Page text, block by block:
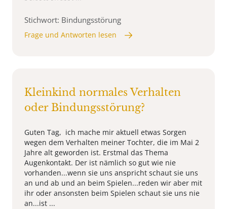
Stichwort: Bindungsstörung
Frage und Antworten lesen
Kleinkind normales Verhalten
oder Bindungsstörung?
Guten Tag, ich mache mir aktuell etwas Sorgen
wegen dem Verhalten meiner Tochter, die im Mai 2
Jahre alt geworden ist. Erstmal das Thema
Augenkontakt. Der ist nämlich so gut wie nie
vorhanden...wenn sie uns anspricht schaut sie uns
an und ab und an beim Spielen...reden wir aber mit
ihr oder ansonsten beim Spielen schaut sie uns nie
an...ist ...